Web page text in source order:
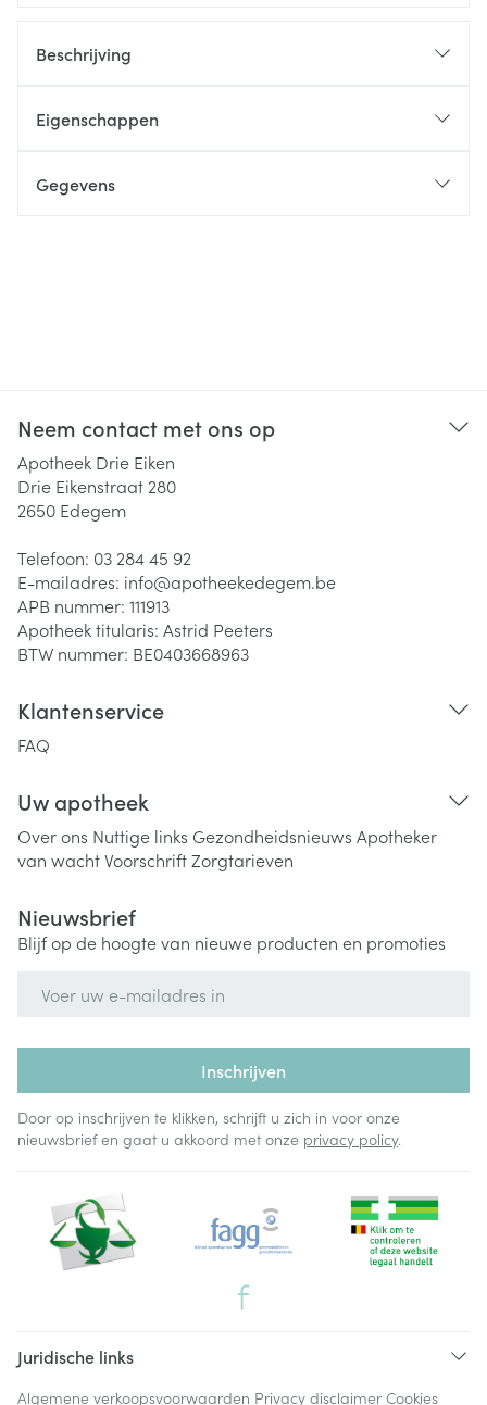
Beschrijving
Eigenschappen
Gegevens
Neem contact met ons op
Apotheek Drie Eiken
Drie Eikenstraat 280
2650 Edegem
Telefoon: 03 284 45 92
E-mailadres: info@apotheekedegem.be
APB nummer: 111913
Apotheek titularis: Astrid Peeters
BTW nummer: BE0403668963
Klantenservice
FAQ
Uw apotheek
Over ons Nuttige links Gezondheidsnieuws Apotheker
van wachtVoorschriftZorgtarieven
Nieuwsbrief
Blijf op de hoogte van nieuwe producten en promoties
Inschrijven
Door op inschrijven te klikken, schrijft u zich in voor onze
nieuwsbrief en gaat u akkoord met onze privacy policy.
Juridische links
Algemene verkoopsvoorwaarden Privacy disclaimer Cookies